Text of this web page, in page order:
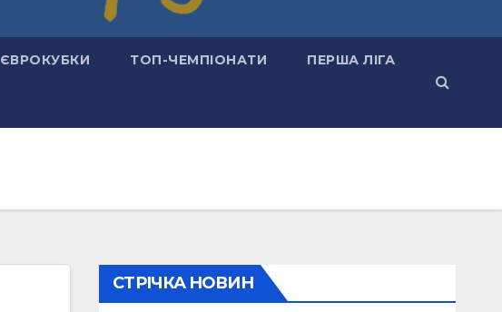
ЄВРОКУБКИ ТОП-ЧЕМПІОНАТИ ПЕРША ЛІГА
СТРІЧКА НОВИН